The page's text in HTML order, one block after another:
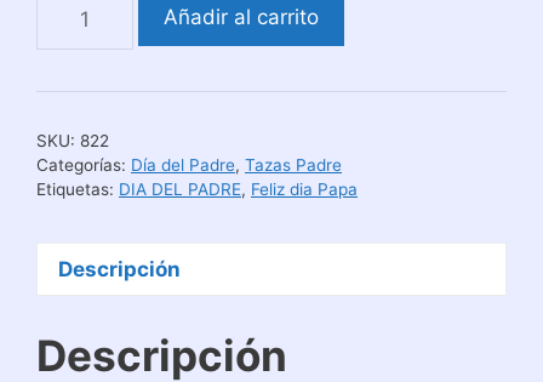
Hobbies
los
Padres
Añadir al carrito
SKU: 822
Categorías: Día del Padre, Tazas Padre
Etiquetas: DIA DEL PADRE, Feliz dia Papa
Descripción
Descripción